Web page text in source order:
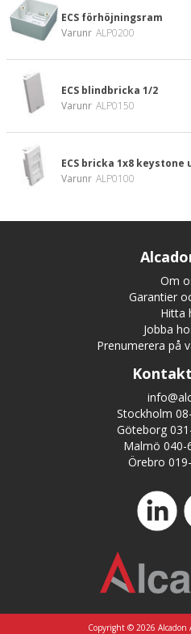
ECS förhöjningsram
Varunr ALP0200
ECS blindbricka 1/2
Varunr ALP0150
ECS bricka 1x8 keystone
Varunr ALP0100
Om
Garantier
Hitta
Jobba
Prenumerera på
Stockholm
Göteborg
Malmö 040-
Örebro
Copyright © 2026 Alcadon